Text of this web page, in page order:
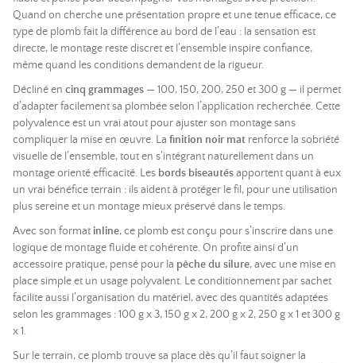
Quand on cherche une présentation propre et une tenue efficace, ce
type de plomb fait la différence au bord de l’eau : la sensation est
directe, le montage reste discret et l’ensemble inspire confiance,
même quand les conditions demandent de la rigueur.
Décliné en cinq grammages — 100, 150, 200, 250 et 300 g — il permet
d’adapter facilement sa plombée selon l’application recherchée. Cette
polyvalence est un vrai atout pour ajuster son montage sans
compliquer la mise en œuvre. La finition noir mat renforce la sobriété
visuelle de l’ensemble, tout en s’intégrant naturellement dans un
montage orienté efficacité. Les bords biseautésapportent quant à eux
un vrai bénéfice terrain : ils aident à protéger le fil, pour une utilisation
plus sereine et un montage mieux préservé dans le temps.
Avec son format inline, ce plomb est conçu pour s’inscrire dans une
logique de montage fluide et cohérente. On profite ainsi d’un
accessoire pratique, pensé pour la pêche du silure, avec une mise en
place simple et un usage polyvalent. Le conditionnement par sachet
facilite aussi l’organisation du matériel, avec des quantités adaptées
selon les grammages : 100 g x 3, 150 g x 2, 200 g x 2, 250 g x 1 et 300 g
x 1.
Sur le terrain, ce plomb trouve sa place dès qu’il faut soigner la